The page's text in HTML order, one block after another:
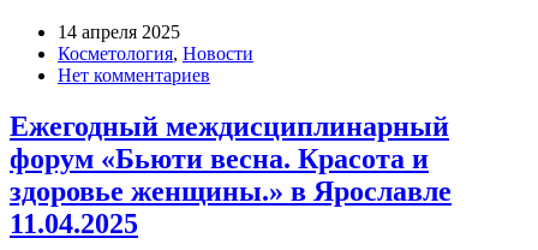
14 апреля 2025
Косметология, Новости
Нет комментариев
Ежегодный междисциплинарный
форум «Бьюти весна. Красота и
здоровье женщины.» в Ярославле
11.04.2025